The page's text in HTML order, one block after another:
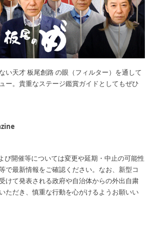
い天才 板尾創路 の眼（フィルター）を通して
ー。貴重なステージ鑑賞ガイドとしてもぜひ
開催等については変更や延期・中止の可能性
で最新情報をご確認ください。なお、新型コ
けて発表される政府や自治体からの外出自粛
ただき、慎重な行動を心がけるようお願いい